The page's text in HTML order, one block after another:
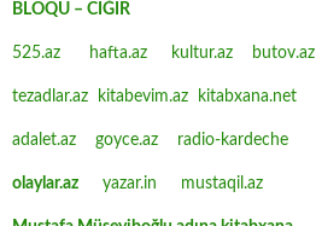
BLOQU – CIĞIR
525.az hafta.az kultur.az butov.az
tezadlar.az kitabevim.az kitabxana.net
adalet.az goyce.az radio-kardeche
olaylar.az yazar.in mustaqil.az